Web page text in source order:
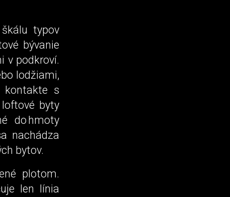
typov
bývanie
v podkroví.
lodžiami,
kontakte s
byty
do hmoty
nachádza
bytov.
plotom.
len línia